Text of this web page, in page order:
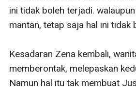
ini tidak boleh terjadi.
mantan, tetap saja hal ini tidak
Kesadaran Zena kembali,
memberontak, melepaskan
Namun hal itu tak membuat